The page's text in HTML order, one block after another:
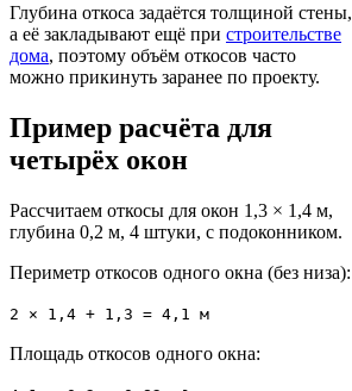
Глубина откоса задаётся толщиной стены,
а её закладывают ещё при строительстве
дома, поэтому объём откосов часто
можно прикинуть заранее по проекту.
Пример расчёта для
четырёх окон
Рассчитаем откосы для окон 1,3 × 1,4 м,
глубина 0,2 м, 4 штуки, с подоконником.
Периметр откосов одного окна (без низа):
2 × 1,4 + 1,3 = 4,1 м
Площадь откосов одного окна: